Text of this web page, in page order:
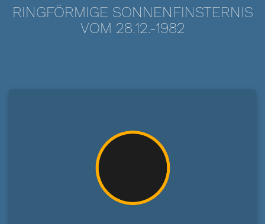
RINGFÖRMIGE SONNENFINSTERNIS
VOM 28.12.-1982